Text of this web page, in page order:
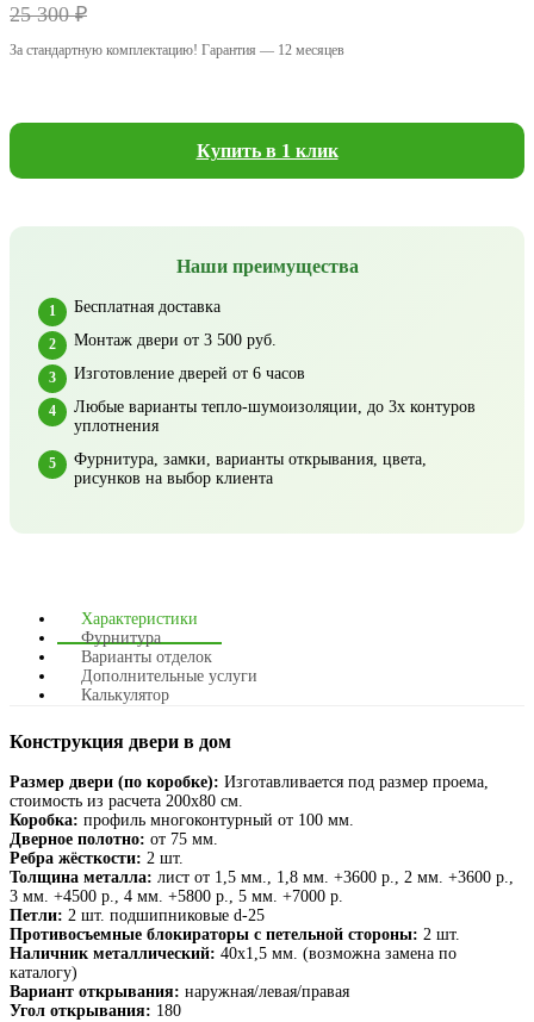
25 300 ₽
За стандартную комплектацию! Гарантия — 12 месяцев
Купить в 1 клик
Наши преимущества
Бесплатная доставка
Монтаж двери от 3 500 руб.
Изготовление дверей от 6 часов
Любые варианты тепло-шумоизоляции, до 3х контуров
уплотнения
Фурнитура, замки, варианты открывания, цвета,
рисунков на выбор клиента
Характеристики
Фурнитура
Варианты отделок
Дополнительные услуги
Калькулятор
Конструкция двери в дом
Размер двери (по коробке): Изготавливается под размер проема,
стоимость из расчета 200х80 см.
Коробка: профиль многоконтурный от 100 мм.
Дверное полотно: от 75 мм.
Ребра жёсткости: 2 шт.
Толщина металла: лист от 1,5 мм., 1,8 мм. +3600 р., 2 мм. +3600 р.,
3 мм. +4500 р., 4 мм. +5800 р., 5 мм. +7000 р.
Петли: 2 шт. подшипниковые d-25
Противосъемные блокираторы с петельной стороны: 2 шт.
Наличник металлический: 40х1,5 мм. (возможна замена по
каталогу)
Вариант открывания: наружная/левая/правая
Угол открывания: 180